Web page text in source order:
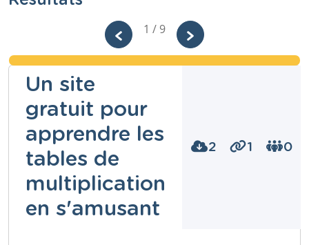
1 / 9
Un site
gratuit pour
apprendre les
tables de
multiplication
en s'amusant
2 1 0